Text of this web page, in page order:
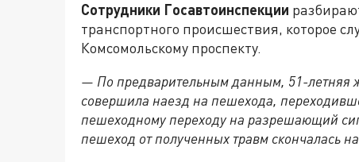
Сотрудники Госавтоинспекции
транспортного происшествия, которое
Комсомольскому проспекту.
— По предварительным данным, 51-летняя
совершила наезд на пешехода,
пешеходному переходу на разрешающий
пешеход от полученных травм скончалась